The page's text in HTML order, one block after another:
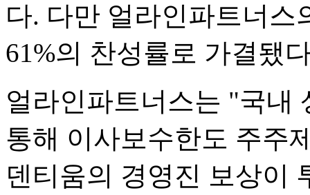
다. 다만 얼라인파트너스
61%의 찬성률로 가결됐
얼라인파트너스는 "국내
통해 이사보수한도 주주
덴티움의 경영진 보상이